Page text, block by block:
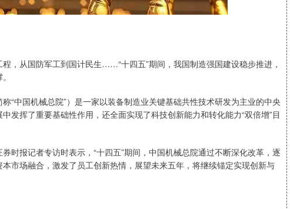
从国防军工到国计民生……“十四五”期间，我国制造强国建设稳步推进，
中国机械总院”）是一家以装备制造业关键基础共性技术研发为主业的中央
发挥了重要基础性作用，还全面实现了科技创新能力和转化能力“双倍增”目
报记者专访时表示，“十四五”期间，中国机械总院通过不断深化改革，逐
市场融合，激发了员工创新热情，展望未来五年，将继续锚定实现创新与